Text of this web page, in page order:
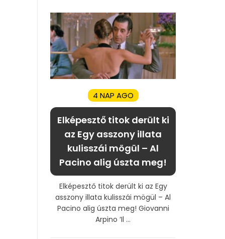
4 NAP AGO
Elképesztő titok derült ki
az Egy asszony illata
kulisszái mögül – Al
Pacino alig úszta meg!
Elképesztő titok derült ki az Egy
asszony illata kulisszái mögül – Al
Pacino alig úszta meg! Giovanni
Arpino ‘Il ...